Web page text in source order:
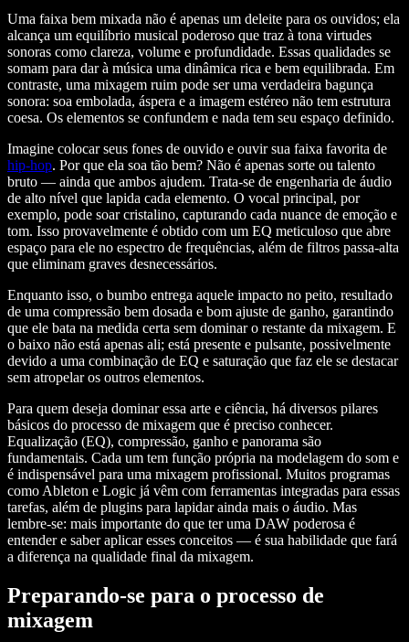
Uma faixa bem mixada não é apenas um deleite para os ouvidos; ela
alcança um equilíbrio musical poderoso que traz à tona virtudes
sonoras como clareza, volume e profundidade. Essas qualidades se
somam para dar à música uma dinâmica rica e bem equilibrada. Em
contraste, uma mixagem ruim pode ser uma verdadeira bagunça
sonora: soa embolada, áspera e a imagem estéreo não tem estrutura
coesa. Os elementos se confundem e nada tem seu espaço definido.
Imagine colocar seus fones de ouvido e ouvir sua faixa favorita de
hip-hop. Por que ela soa tão bem? Não é apenas sorte ou talento
bruto — ainda que ambos ajudem. Trata-se de engenharia de áudio
de alto nível que lapida cada elemento. O vocal principal, por
exemplo, pode soar cristalino, capturando cada nuance de emoção e
tom. Isso provavelmente é obtido com um EQ meticuloso que abre
espaço para ele no espectro de frequências, além de filtros passa-alta
que eliminam graves desnecessários.
Enquanto isso, o bumbo entrega aquele impacto no peito, resultado
de uma compressão bem dosada e bom ajuste de ganho, garantindo
que ele bata na medida certa sem dominar o restante da mixagem. E
o baixo não está apenas ali; está presente e pulsante, possivelmente
devido a uma combinação de EQ e saturação que faz ele se destacar
sem atropelar os outros elementos.
Para quem deseja dominar essa arte e ciência, há diversos pilares
básicos do processo de mixagem que é preciso conhecer.
Equalização (EQ), compressão, ganho e panorama são
fundamentais. Cada um tem função própria na modelagem do som e
é indispensável para uma mixagem profissional. Muitos programas
como Ableton e Logic já vêm com ferramentas integradas para essas
tarefas, além de plugins para lapidar ainda mais o áudio. Mas
lembre-se: mais importante do que ter uma DAW poderosa é
entender e saber aplicar esses conceitos — é sua habilidade que fará
a diferença na qualidade final da mixagem.
Preparando-se para o processo de
mixagem